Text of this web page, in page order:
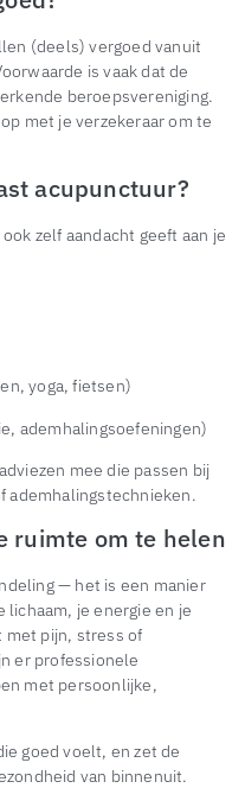
(deels) vergoed vanuit
is vaak dat de
beroepsvereniging.
met je verzekeraar om te
acupunctuur?
zelf aandacht geeft aan je
yoga, fietsen)
ademhalingsoefeningen)
mee die passen bij
ademhalingstechnieken.
ruimte om te helen
— het is een manier
je energie en je
met pijn, stress of
er professionele
met persoonlijke,
goed voelt, en zet de
van binnenuit.